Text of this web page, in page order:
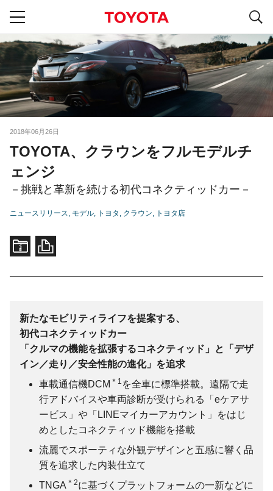
2018年06月26日
TOYOTA、クラウンをフルモデルチ
ェンジ
－挑戦と革新を続ける初代コネクティッドカー－
ニュースリリース モデル トヨタ クラウン トヨタ店
新たなモビリティライフを提案する、
初代コネクティッドカー
「クルマの機能を拡張するコネクティッド」と「デザ
イン／走り／安全性能の進化」を追求
車載通信機DCM ＊1 を全車に標準搭載。遠隔で走
行アドバイスや車両診断が受けられる「eケアサ
ービス」や「LINEマイカーアカウント」をはじ
めとしたコネクティッド機能を搭載
流麗でスポーティな外観デザインと五感に響く品
質を追求した内装仕立て
TNGA ＊2に基づくプラットフォームの一新などに